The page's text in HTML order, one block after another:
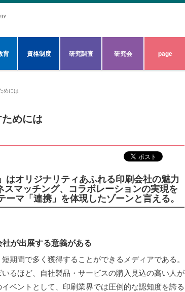
育 資格制度 研究調査 研究会 page
めには
めには
オリジナリティあふれる印刷会社の魅力
マッチング、コラボレーションの実現を
マ「連携」を体現したゾーンと言える。
が出展する意義がある
期間で多く獲得することができるメディアである。
るほど、自社製品・サービスの購入見込の高い人が
ベントとして、印刷業界では圧倒的な認知度を誇る